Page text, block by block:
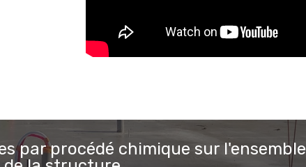
par procédé chimique sur l'ensemble